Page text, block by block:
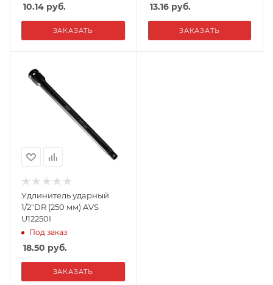
10.14 руб.
ЗАКАЗАТЬ
13.16руб.
ЗАКАЗАТЬ
Удлинитель ударный
1/2"DR (250 мм) AVS
U12250I
Под заказ
18.50 руб.
ЗАКАЗАТЬ